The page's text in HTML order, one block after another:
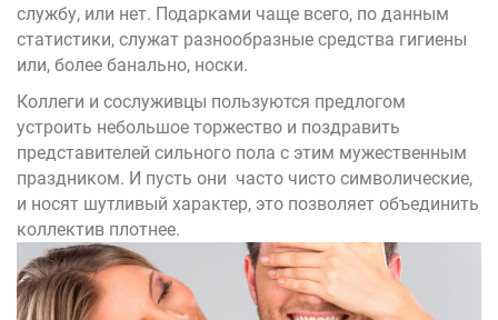
службу, или нет. Подарками чаще всего, по данным
статистики, служат разнообразные средства гигиены
или, более банально, носки.
Коллеги и сослуживцы пользуются предлогом
устроить небольшое торжество и поздравить
представителей сильного пола с этим мужественным
праздником. И пусть они часто чисто символические,
и носят шутливый характер, это позволяет объединить
коллектив плотнее.